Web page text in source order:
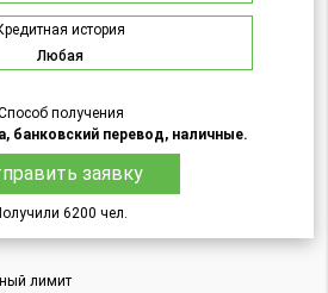
история
Любая
получения
банковский перевод, наличные.
заявку
6200 чел.
лимит